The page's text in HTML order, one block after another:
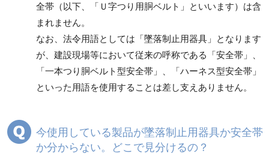
商品カテゴリ一覧
ワークポジショニング
用器具
親綱式墜落防止器具
傾斜面・垂直面用 墜落防止装置
付属品／その他
フルハーネス（型）／
ランヤード
全帯（以下、「Ｕ字つり用胴ベルト」といいます）は含
まれません。
なお、法令用語としては「墜落制止用器具」となります
が、建設現場等において従来の呼称である「安全帯」、
「一本つり胴ベルト型安全帯」、「ハーネス型安全帯」
といった用語を使用することは差し支えありません。
今使用している製品が墜落制止用器具か安全帯
か分からない。どこで見分けるの？